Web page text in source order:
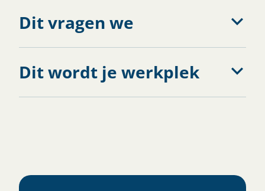
Dit vragen we
Dit wordt je werkplek